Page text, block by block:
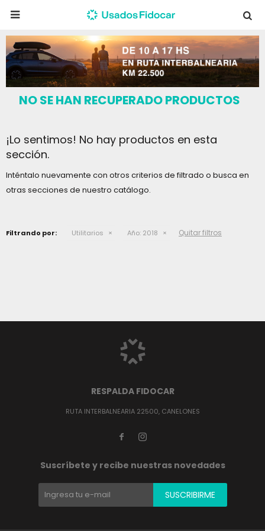

NO SE HAN RECUPERADO PRODUCTOS
¡Lo sentimos! No hay productos en esta
sección.
Inténtalo nuevamente con otros criterios de filtrado o busca en
otras secciones de nuestro catálogo.
Filtrando por: Utilitarios Año: 2018 Quitar filtros
RESPALDA FIDOCAR
RUTA INTERBALNEARIA 22500, CANELONES
 
Suscríbete y recibe nuestras novedades
SUSCRIBIRME